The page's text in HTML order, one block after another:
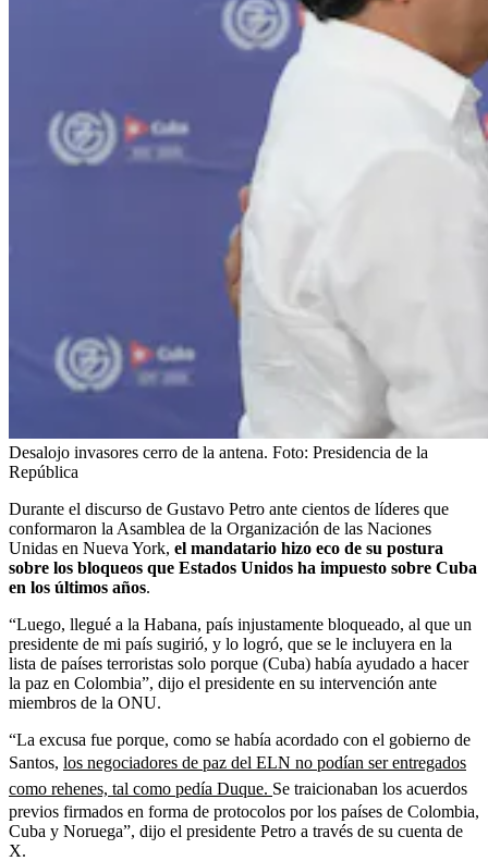
Desalojo invasores cerro de la antena. Foto: Presidencia de la
República
Durante el discurso de Gustavo Petro ante cientos de líderes que
conformaron la Asamblea de la Organización de las Naciones
Unidas en Nueva York, el mandatario hizo eco de su postura
sobre los bloqueos que Estados Unidos ha impuesto sobre Cuba
en los últimos años.
“Luego, llegué a la Habana, país injustamente bloqueado, al que un
presidente de mi país sugirió, y lo logró, que se le incluyera en la
lista de países terroristas solo porque (Cuba) había ayudado a hacer
la paz en Colombia”, dijo el presidente en su intervención ante
miembros de la ONU.
“La excusa fue porque, como se había acordado con el gobierno de
Santos, los negociadores de paz del ELN no podían ser entregados
como rehenes, tal como pedía Duque. Se traicionaban los acuerdos
previos firmados en forma de protocolos por los países de Colombia,
Cuba y Noruega”, dijo el presidente Petro a través de su cuenta de
X.